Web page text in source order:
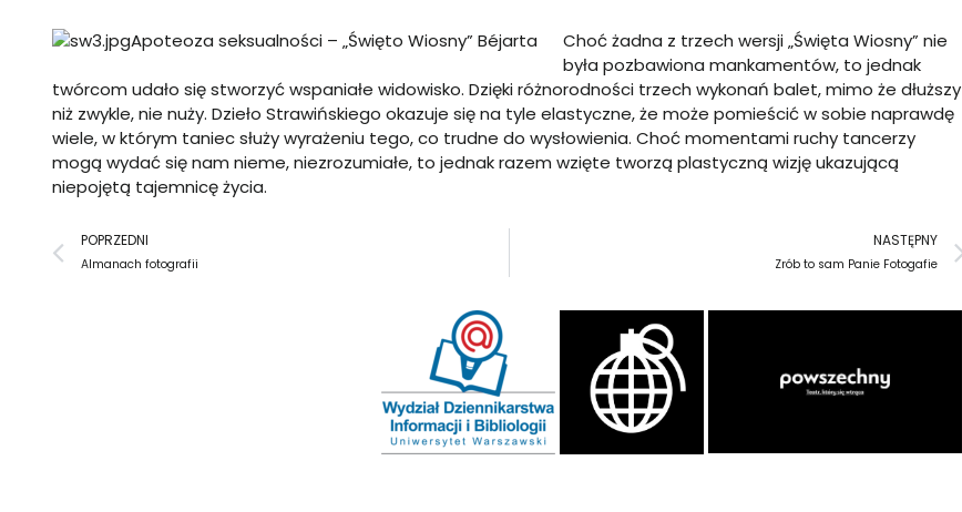
Apoteoza seksualności – „Święto Wiosny” Béjarta
Choć żadna z trzech wersji „Święta Wiosny” nie
była pozbawiona mankamentów, to jednak
twórcom udało się stworzyć wspaniałe widowisko. Dzięki różnorodności trzech wykonań balet, mimo że dłuższy
niż zwykle, nie nuży. Dzieło Strawińskiego okazuje się na tyle elastyczne, że może pomieścić w sobie naprawdę
wiele, w którym taniec służy wyrażeniu tego, co trudne do wysłowienia. Choć momentami ruchy tancerzy
mogą wydać się nam nieme, niezrozumiałe, to jednak razem wzięte tworzą plastyczną wizję ukazującą
niepojętą tajemnicę życia.
Prev
POPRZEDNI
Almanach fotografii
NASTĘPNY
Zrób to sam Panie Fotogafie